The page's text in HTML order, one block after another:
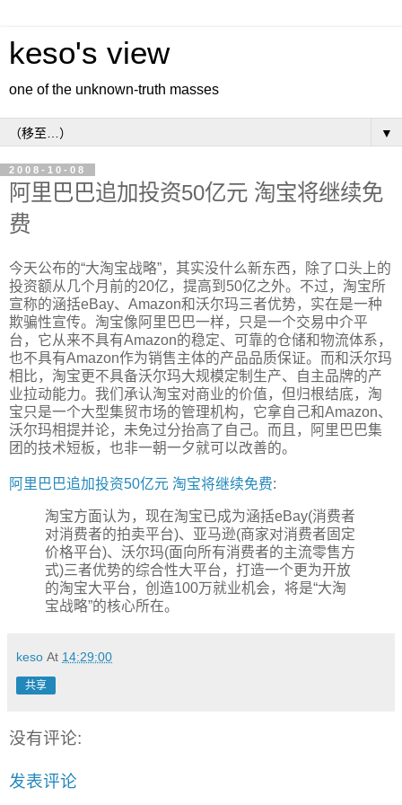
keso's view
one of the unknown-truth masses
▼
2008-10-08
阿里巴巴追加投资50亿元 淘宝将继续免
费
今天公布的“大淘宝战略”，其实没什么新东西，除了口头上的
投资额从几个月前的20亿，提高到50亿之外。不过，淘宝所
宣称的涵括eBay、Amazon和沃尔玛三者优势，实在是一种
欺骗性宣传。淘宝像阿里巴巴一样，只是一个交易中介平
台，它从来不具有Amazon的稳定、可靠的仓储和物流体系，
也不具有Amazon作为销售主体的产品品质保证。而和沃尔玛
相比，淘宝更不具备沃尔玛大规模定制生产、自主品牌的产
业拉动能力。我们承认淘宝对商业的价值，但归根结底，淘
宝只是一个大型集贸市场的管理机构，它拿自己和Amazon、
沃尔玛相提并论，未免过分抬高了自己。而且，阿里巴巴集
团的技术短板，也非一朝一夕就可以改善的。
阿里巴巴追加投资50亿元 淘宝将继续免费:
淘宝方面认为，现在淘宝已成为涵括eBay(消费者
对消费者的拍卖平台)、亚马逊(商家对消费者固定
价格平台)、沃尔玛(面向所有消费者的主流零售方
式)三者优势的综合性大平台，打造一个更为开放
的淘宝大平台，创造100万就业机会，将是“大淘
宝战略”的核心所在。
keso At 14:29:00
共享
没有评论:
发表评论